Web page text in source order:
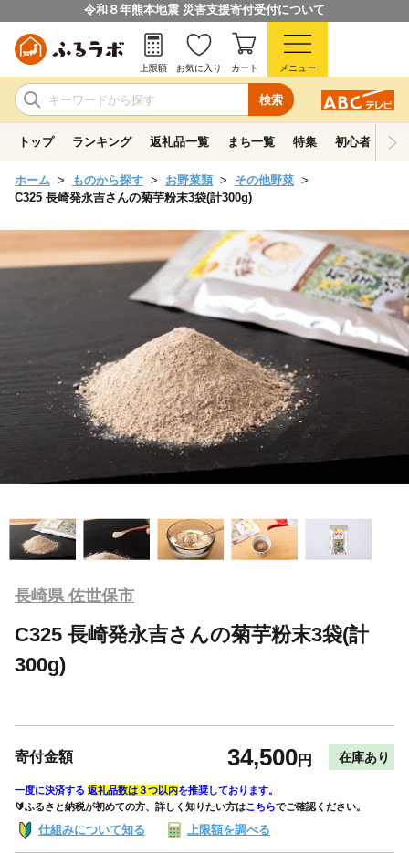
令和８年熊本地震 災害支援寄付受付について
検索
上限額 お気に入り カート メニュー
トップ ランキング 返礼品一覧 まち一覧 特集 初心者ガイド
ホーム ものから探す お野菜類
その他野菜
C325 長崎発永吉さんの菊芋粉末3袋(計300g)
長崎県 佐世保市
C325 長崎発永吉さんの菊芋粉末3袋(計
300g)
寄付金額 34,500円 在庫あり
一度に決済する 返礼品数は３つ以内を推奨しております。
🔰ふるさと納税が初めての方、詳しく知りたい方はこちらでご確認ください。
仕組みについて知る 上限額を調べる